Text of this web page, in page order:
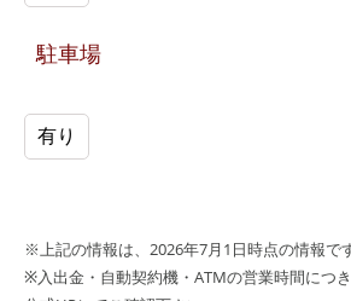
駐車場
有り
※上記の情報は、2026年7月1日時点の情報です
※入出金・自動契約機・ATMの営業時間につ